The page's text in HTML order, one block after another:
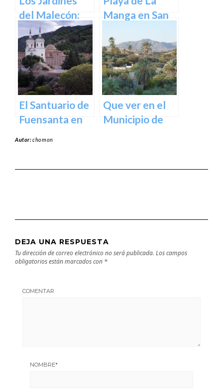
del Malecón:
Un Oasis en la
Ciudad.
Manga en San
Cartagena
El Santuario de
Fuensanta en
Que ver en el
Municipio de
Autor:chomon
DEJA UNA RESPUESTA
Tu dirección de correo electrónico no será publicada. Los campos
obligatorios están marcados con *
COMENTAR
NOMBRE*